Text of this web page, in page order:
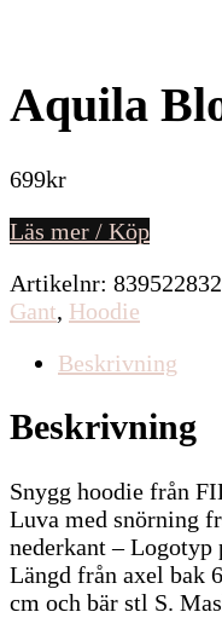
Aquila
699kr
Läs mer / Köp
Artikelnr:
Gant, Hoodie
Beskrivning
Beskrivning
Snygg hoodie från
Luva med snörning
nederkant –
Längd från axel bak
cm och bär stl S.